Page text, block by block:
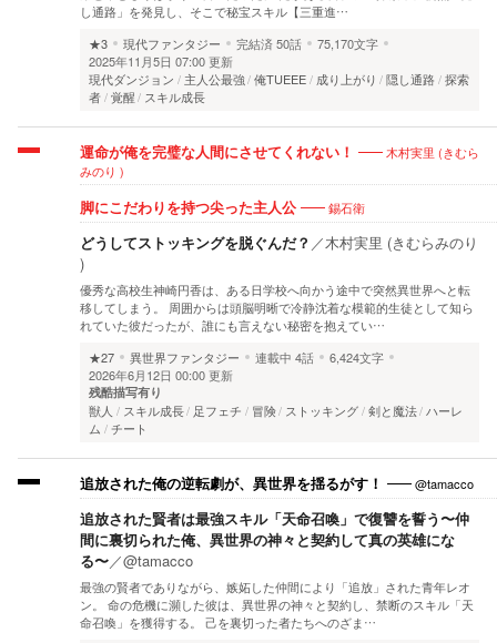
し通路」を発見し、そこで秘宝スキル【三重進…
★3
現代ファンタジー 完結済50話
75,170文字
2025年11月5日 07:00 更新
現代ダンジョン
主人公最強 俺TUEEE 成り上がり 隠し通路
探索
者 覚醒 スキル成長
運命が俺を完璧な人間にさせてくれない！
木村実里 (きむら
みのり )
脚にこだわりを持つ尖った主人公 錫石衛
どうしてストッキングを脱ぐんだ？ ／木村実里 (きむらみのり
)
優秀な高校生神崎円香は、ある日学校へ向かう途中で突然異世界へと転
移してしまう。 周囲からは頭脳明晰で冷静沈着な模範的生徒として知ら
れていた彼だったが、誰にも言えない秘密を抱えてい…
★27
異世界ファンタジー 連載中 4話
6,424文字
2026年6月12日 00:00 更新
残酷描写有り
獣人 スキル成長 足フェチ 冒険 ストッキング 剣と魔法 ハーレ
ム
チート
追放された俺の逆転劇が、異世界を揺るがす！ @tamacco
追放された賢者は最強スキル「天命召喚」で復讐を誓う〜仲
間に裏切られた俺、異世界の神々と契約して真の英雄にな
る〜／@tamacco
最強の賢者でありながら、嫉妬した仲間により「追放」された青年レオ
ン。 命の危機に瀕した彼は、異世界の神々と契約し、禁断のスキル「天
命召喚」を獲得する。 己を裏切った者たちへのざま…